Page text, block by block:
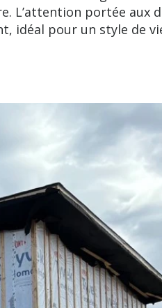
L’attention portée aux
idéal pour un style de